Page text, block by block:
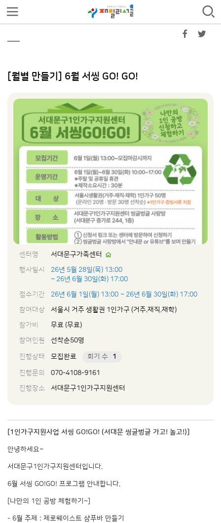
[월별 만들기] 6월 서씽 GO! GO!
센터명
서대문구가족센터
행사일시
26년 5월 28일(목) 13:00
~ 26년 6월 30일(화) 17:00
접수기간
26년 6월 1일(월) 13:00 ~ 26년 6월 30일(화) 17:00
참여대상
서울시 거주 생활권 1인가구 (거주.재직.재학)
참가비
무료 (무료)
참여인원
선착순50명
진행상태 모집완료 회기 수 1
진행문의
070-4108-9161
진행장소
서대문구1인가구지원센터
[1인가구지원사업 서씽 GO!GO! (서대문 씽글벙글 가고! 놀고!)]
안녕하세요~
서대문구1인가구지원센터입니다.
6월 서씽 GO!GO! 프로그램 안내합니다.
[나만의 1인 공방 체험하기~]
- 6월 주제 : 제로웨이스트 샴푸바 만들기